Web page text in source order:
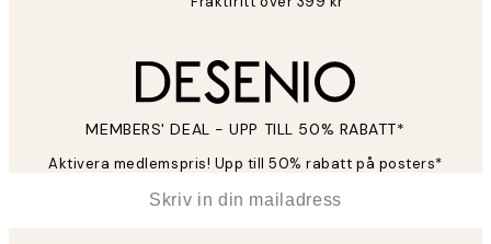
MEMBERS' DEAL - UPP TILL 50% RABATT*
Aktivera medlemspris! Upp till 50% rabatt på posters*